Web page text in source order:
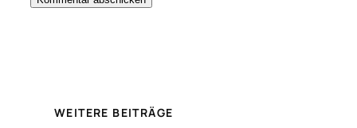
WEITERE BEITRÄGE